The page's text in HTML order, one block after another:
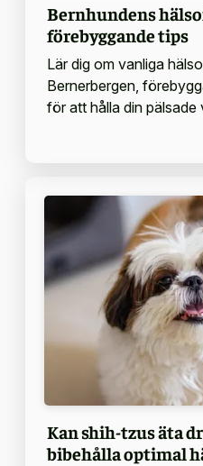
Bernhundens
förebyggande tips
Lär dig om vanliga
Bernerbergen,
för att hålla din pälsade
Kan shih-tzus äta
bibehålla optimal